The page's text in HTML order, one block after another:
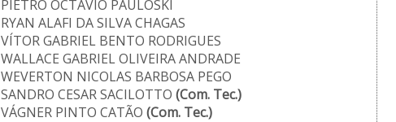
PIETRO OCTÁVIO PAULOSKI
RYAN ALAFI DA SILVA CHAGAS
VÍTOR GABRIEL BENTO RODRIGUES
WALLACE GABRIEL OLIVEIRA ANDRADE
WEVERTON NICOLAS BARBOSA PEGO
SANDRO CESAR SACILOTTO (Com. Tec.)
VÁGNER PINTO CATÃO (Com. Tec.)